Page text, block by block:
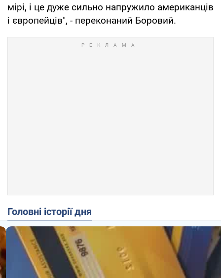
мірі, і це дуже сильно напружило американців
і європейців", - переконаний Боровий.
Головні історії дня